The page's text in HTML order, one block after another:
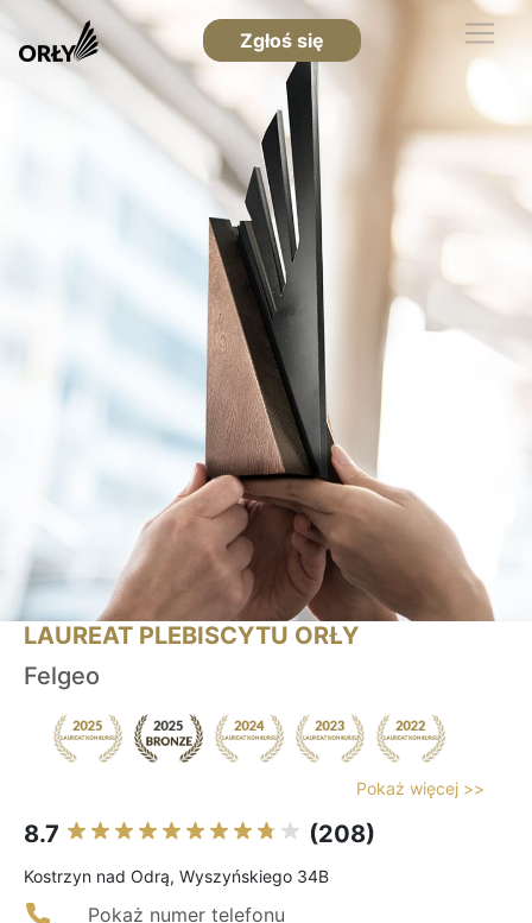
Zgłoś się
LAUREAT PLEBISCYTU ORŁY
Felgeo
Pokaż więcej >>
8.7 (208)
Kostrzyn nad Odrą, Wyszyńskiego 34B
Pokaż numer telefonu